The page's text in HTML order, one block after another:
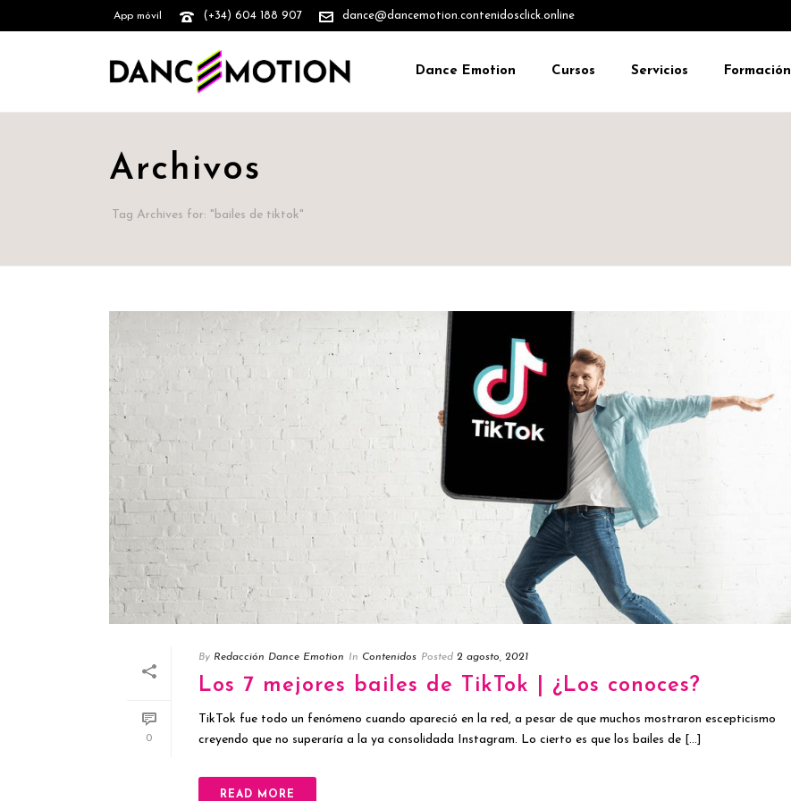
App móvil (+34) 604 188 907 dance@dancemotion.contenidosclick.online
Dance Emotion Cursos Servicios Formación
Archivos
Tag Archives for: "bailes de tiktok"
0
By Redacción Dance Emotion In Contenidos Posted 2 agosto, 2021
Los 7 mejores bailes de TikTok | ¿Los conoces?
TikTok fue todo un fenómeno cuando apareció en la red, a pesar de que muchos mostraron escepticismo
creyendo que no superaría a la ya consolidada Instagram. Lo cierto es que los bailes de [...]
READ MORE